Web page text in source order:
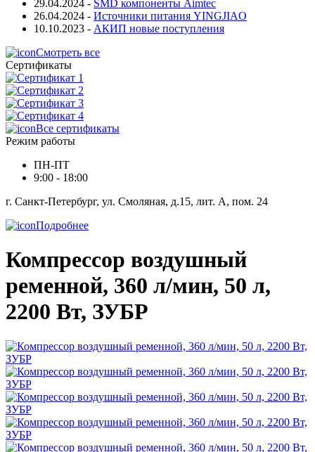
29.04.2024 - SMD компоненты Aimtec
26.04.2024 - Источники питания YINGJIAO
10.10.2023 - АКИП новые поступления
Смотреть все
Сертификаты
Все сертификаты
Режим работы
ПН-ПТ
9:00 - 18:00
г. Санкт-Петербург, ул. Смоляная, д.15, лит. А, пом. 24
Подробнее
Компрессор воздушный
ременной, 360 л/мин, 50 л,
2200 Вт, ЗУБР